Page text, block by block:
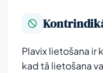
Plavix lietošana ir
kad tā lietošana